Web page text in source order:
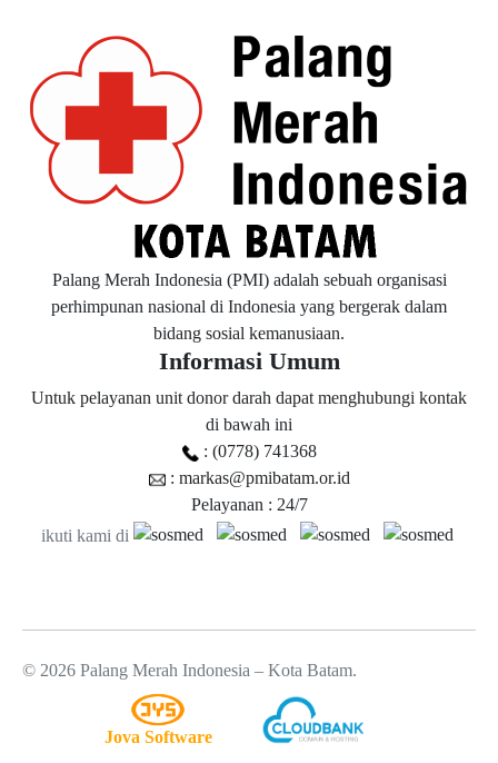
Palang Merah Indonesia (PMI) adalah sebuah organisasi
perhimpunan nasional di Indonesia yang bergerak dalam
bidang sosial kemanusiaan.
Informasi Umum
Untuk pelayanan unit donor darah dapat menghubungi kontak
di bawah ini
: (0778) 741368
: markas@pmibatam.or.id
Pelayanan : 24/7
ikuti kami di
© 2026 Palang Merah Indonesia – Kota Batam.
Jova Software